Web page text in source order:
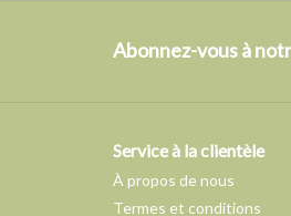
Abonnez-vous à
Service à la clientèle
À propos de nous
Termes et conditions